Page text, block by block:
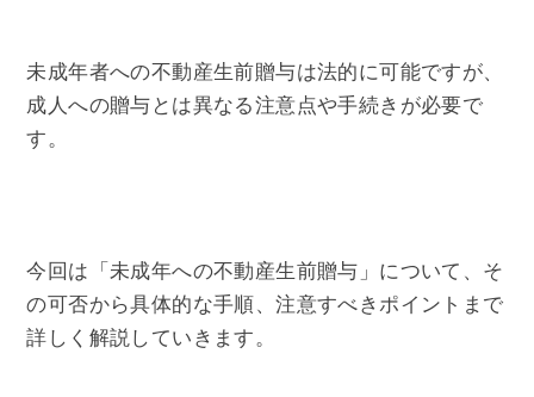
未成年者への不動産生前贈与は法的に可能ですが、
成人への贈与とは異なる注意点や手続きが必要で
す。
今回は「未成年への不動産生前贈与」について、そ
の可否から具体的な手順、注意すべきポイントまで
詳しく解説していきます。